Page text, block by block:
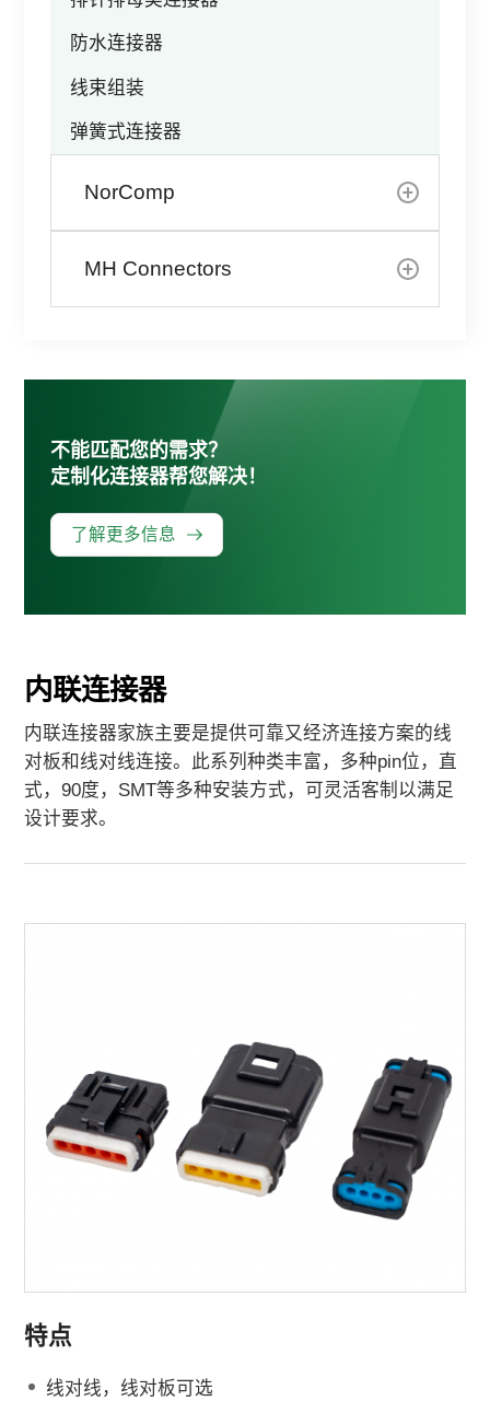
防水连接器
线束组装
弹簧式连接器
NorComp
MH Connectors
不能匹配您的需求？
定制化连接器帮您解决！
了解更多信息
内联连接器
内联连接器家族主要是提供可靠又经济连接方案的线
对板和线对线连接。此系列种类丰富，多种pin位，直
式，90度，SMT等多种安装方式，可灵活客制以满足
设计要求。
特点
线对线，线对板可选